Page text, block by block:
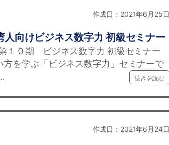
作成日：2021年6月25日
人向けビジネス数字力 初級セミナー
１０期 ビジネス数字力 初級セミナー
を学ぶ「ビジネス数字力」セミナーで
続きを読む
作成日：2021年6月24日